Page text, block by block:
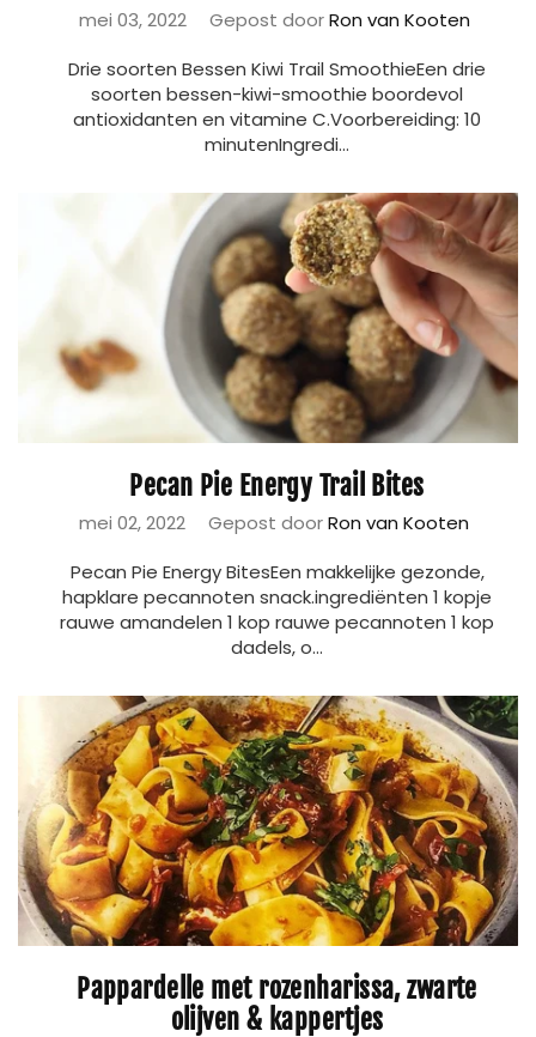
mei 03, 2022 Gepost doorRon van Kooten
Drie soorten Bessen Kiwi Trail SmoothieEen drie
soorten bessen-kiwi-smoothie boordevol
antioxidanten en vitamine C.Voorbereiding: 10
minutenIngredi...
Pecan Pie Energy Trail Bites
mei 02, 2022 Gepost doorRon van Kooten
Pecan Pie Energy BitesEen makkelijke gezonde,
hapklare pecannoten snack.ingrediënten 1 kopje
rauwe amandelen 1 kop rauwe pecannoten 1 kop
dadels, o...
Pappardelle met rozenharissa, zwarte
olijven & kappertjes